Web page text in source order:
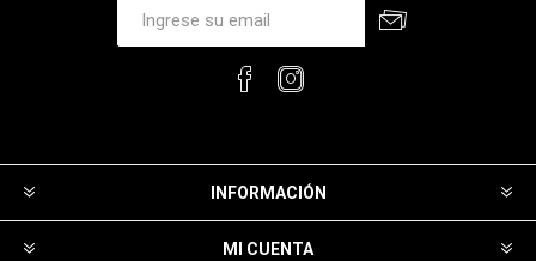
INFORMACIÓN
MI CUENTA